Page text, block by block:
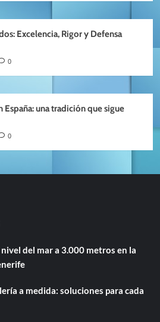
Excelencia, Rigor y Defensa
0
una tradición que sigue
0
del mar a 3.000 metros en la
a medida: soluciones para cada